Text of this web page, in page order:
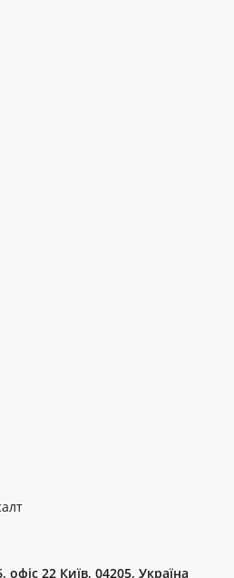
22 Київ, 04205, Україна